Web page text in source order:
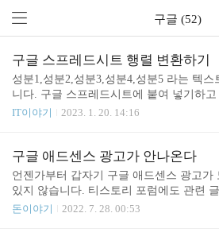
구글 (52)
구글 스프레드시트 행렬 변환하기
성분1,성분2,성분3,성분4,성분5 라는 텍스
니다. 구글 스프레드시트에 붙여 넣기하고
to columns"를 선택하면 칼럼별로 나눠져서
수도 있습니다. 그런데 자동으로 나눠진 내
로가 아닌 세로로 순서대로 들어가게 하고
이럴 때는 셀을 선택하고 복사합니다. 붙여
은 곳에 마우스 우 클릭 하고 "Paste special"
posed"를 선택합니다. 아래와 같이 행과 열
IT이야기 2023. 1. 20. 14:16
구글 애드센스 광고가 안나온다
언젠가부터 갑자기 구글 애드센스 광고가
있지 않습니다. 티스토리 포럼에도 관련
오고 있는 것으로 보아 티스토리 전체적으
돈이야기 2022. 7. 28. 00:53